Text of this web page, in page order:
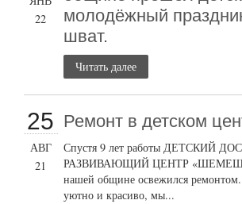
22
молодёжный
шват.
Читать далее
25
АВГ
21
Ремонт в детском
Спустя 9 лет работы ДЕТСКИЙ
РАЗВИВАЮЩИЙ ЦЕНТР «ШЕМЕШ
нашей общине освежился
уютно и красиво, мы...